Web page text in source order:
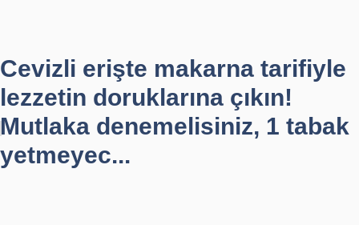
Cevizli erişte makarna tarifiyle
lezzetin doruklarına çıkın!
Mutlaka denemelisiniz, 1 tabak
yetmeyec...